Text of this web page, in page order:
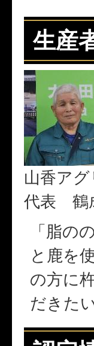
生産
山香アグ
代表 鶴
「脂の
と鹿を
の方に
だきた